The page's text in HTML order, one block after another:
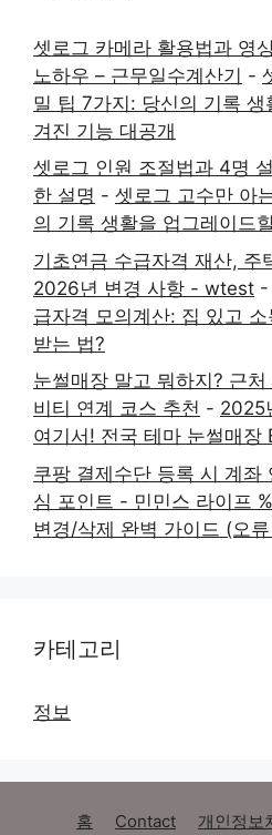
셋로그 카메라 활용법과 영
노하우 – 근무일수계산기 -
밀 팁 7가지: 당신의 기록
겨진 기능 대공개
셋로그 인원 조절법과 4명
한 설명 - 셋로그 고수만 아
의 기록 생활을 업그레이드
기초연금 수급자격 재산, 주
2026년 변경 사항 - wtest -
급자격 모의계산: 집 있고
받는 법?
눈썰매장 말고 뭐하지? 근
비티 연계 코스 추천 - 2025
여기서! 전국 테마 눈썰매장
쿠팡 결제수단 등록 시 계좌
심 포인트 - 민민스 라이프 %
변경/삭제 완벽 가이드 (오
카테고리
정보
홈 Contact 개인정보